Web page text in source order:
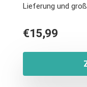
Lieferung und
€15,99